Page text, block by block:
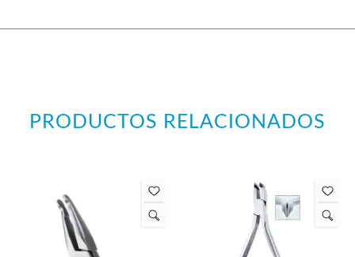
PRODUCTOS RELACIONADOS